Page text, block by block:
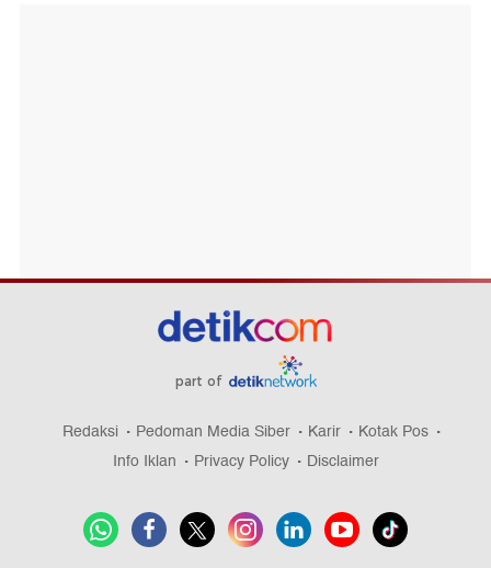
part of
Redaksi Pedoman Media Siber Karir
Kotak Pos
Info Iklan
Privacy Policy Disclaimer